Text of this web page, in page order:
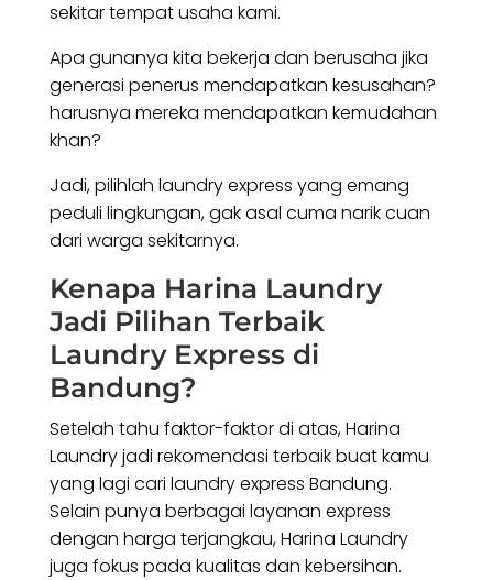
sekitar tempat usaha kami.
Apa gunanya kita bekerja dan berusaha jika
generasi penerus mendapatkan kesusahan?
harusnya mereka mendapatkan kemudahan
khan?
Jadi, pilihlah laundry express yang emang
peduli lingkungan, gak asal cuma narik cuan
dari warga sekitarnya.
Kenapa Harina Laundry
Jadi Pilihan Terbaik
Laundry Express di
Bandung?
Setelah tahu faktor-faktor di atas, Harina
Laundry jadi rekomendasi terbaik buat kamu
yang lagi cari laundry express Bandung.
Selain punya berbagai layanan express
dengan harga terjangkau, Harina Laundry
juga fokus pada kualitas dan kebersihan.